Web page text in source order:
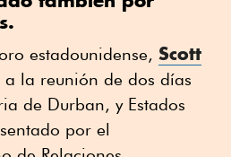
estadounidense, Scott
a la reunión de dos días
de Durban, y Estados
por el